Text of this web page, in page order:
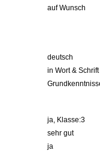
auf Wunsch
deutsch
in Wort & Schrift
ja, Klasse:3
sehr gut
ja